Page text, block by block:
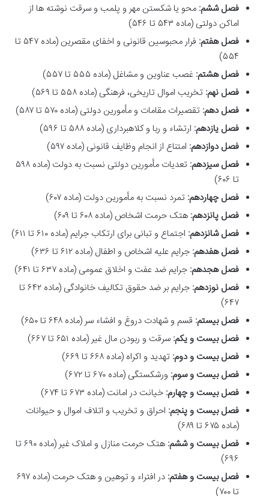
فصل ششم: محو یا شکستن مهر و پلمب و سرقت نوشته ها از
اماکن دولتی (ماده ۵۴۳ تا ۵۴۶)
فصل هفتم:
فرار محبوسین قانونی و اخفای مقصرین (ماده ۵۴۷ تا
۵۵۴)
فصل هشتم: غصب عناوین و مشاغل (ماده ۵۵۵ تا ۵۵۷)
فصل نهم: تخریب اموال تاریخی، فرهنگی (ماده ۵۵۸ تا ۵۶۹)
فصل دهم: تقصیرات مقامات و مأمورین دولتی (ماده ۵۷۰ تا ۵۸۷)
فصل یازدهم: ارتشاء و ربا و کلاهبرداری (ماده ۵۸۸ تا ۵۹۶)
فصل دوازدهم: امتناع از انجام وظایف قانونی (ماده ۵۹۷)
فصل سیزدهم:
تعدیات مأمورین دولتی نسبت به دولت (ماده ۵۹۸
تا ۶۰۶)
فصل چهاردهم: تمرد نسبت به مأمورین دولت (ماده ۶۰۷)
فصل پانزدهم: هتک حرمت اشخاص (ماده ۶۰۸ تا ۶۰۹)
فصل شانزدهم: اجتماع و تبانی برای ارتکاب جرایم (ماده ۶۱۰ تا ۶۱۱)
فصل هفدهم: جرایم علیه اشخاص و اطفال (ماده ۶۱۲ تا ۶۳۶)
فصل هجدهم: جرایم ضد عفت و اخلاق عمومی (ماده ۶۳۷ تا ۶۴۱)
فصل نوزدهم:
جرایم بر ضد حقوق تکالیف خانوادگی (ماده ۶۴۲ تا
۶۴۷)
فصل بیستم: قسم و شهادت دروغ و افشاء سر (ماده ۶۴۸ تا ۶۵۰)
فصل بیست و یکم: سرقت و ربودن مال غیر (ماده ۶۵۱ تا ۶۶۷)
فصل بیست و دوم: تهدید و اکراه (ماده ۶۶۸ تا ۶۶۹)
فصل بیست و سوم: ورشکستگی (ماده ۶۷۰ تا ۶۷۲)
فصل بیست و چهارم: خیانت در امانت (ماده ۶۷۳ تا ۶۷۴)
فصل بیست و پنجم: احراق و تخریب و اتلاف اموال و حیوانات
(ماده ۶۷۵ تا ۶۸۹)
فصل بیست و ششم:
هتک حرمت منازل و املاک غیر (ماده ۶۹۰ تا
۶۹۶)
فصل بیست و هفتم:
در افتراء و توهین و هتک حرمت (ماده ۶۹۷
تا ۷۰۰)